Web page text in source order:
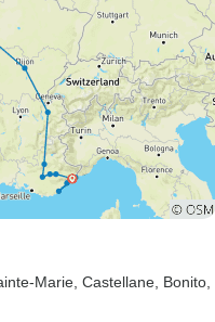
Marie , Castellane , Bonito